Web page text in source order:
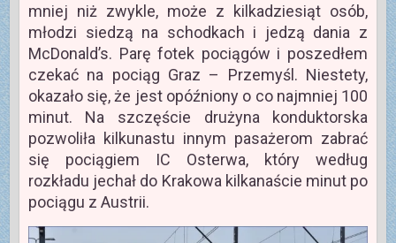
mniej niż zwykle, może z kilkadziesiąt osób,
młodzi siedzą na schodkach i jedzą dania z
McDonald’s. Parę fotek pociągów i poszedłem
czekać na pociąg Graz – Przemyśl. Niestety,
okazało się, że jest opóźniony o co najmniej 100
minut. Na szczęście drużyna konduktorska
pozwoliła kilkunastu innym pasażerom zabrać
się pociągiem IC Osterwa, który według
rozkładu jechał do Krakowa kilkanaście minut po
pociągu z Austrii.